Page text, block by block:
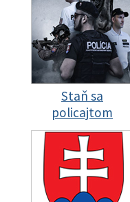
Staň sa
policajtom